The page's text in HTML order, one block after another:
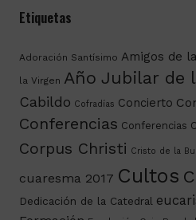
Etiquetas
Adoración Santísimo Amigos de
la Virgen Año Jubilar de
Cabildo Cofradías Concierto
Conferencias Conferencias
Corpus Christi Cristo de la
cuaresma 2017 Cultos
Dedicación de la Catedral